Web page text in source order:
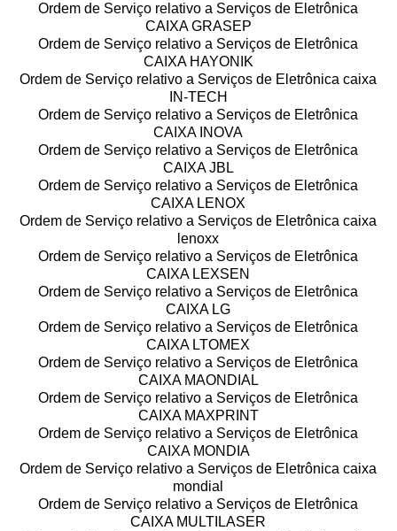
Ordem de Serviço relativo a Serviços de Eletrônica
CAIXA GRASEP
Ordem de Serviço relativo a Serviços de Eletrônica
CAIXA HAYONIK
Ordem de Serviço relativo a Serviços de Eletrônica caixa
IN-TECH
Ordem de Serviço relativo a Serviços de Eletrônica
CAIXA INOVA
Ordem de Serviço relativo a Serviços de Eletrônica
CAIXA JBL
Ordem de Serviço relativo a Serviços de Eletrônica
CAIXA LENOX
Ordem de Serviço relativo a Serviços de Eletrônica caixa
lenoxx
Ordem de Serviço relativo a Serviços de Eletrônica
CAIXA LEXSEN
Ordem de Serviço relativo a Serviços de Eletrônica
CAIXA LG
Ordem de Serviço relativo a Serviços de Eletrônica
CAIXA LTOMEX
Ordem de Serviço relativo a Serviços de Eletrônica
CAIXA MAONDIAL
Ordem de Serviço relativo a Serviços de Eletrônica
CAIXA MAXPRINT
Ordem de Serviço relativo a Serviços de Eletrônica
CAIXA MONDIA
Ordem de Serviço relativo a Serviços de Eletrônica caixa
mondial
Ordem de Serviço relativo a Serviços de Eletrônica
CAIXA MULTILASER